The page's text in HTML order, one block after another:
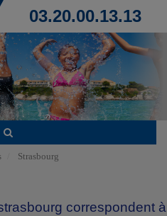
03.20.00.13.13
Strasbourg
correspondent à